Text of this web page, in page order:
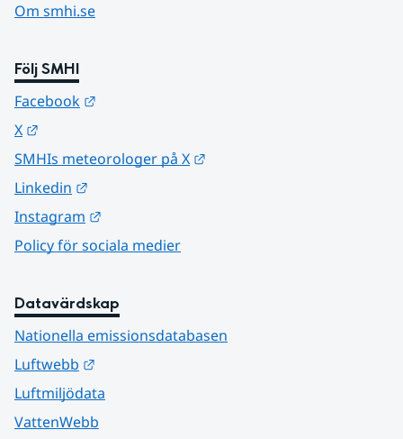
Om smhi.se
Följ SMHI
Facebook
X
SMHIs meteorologer på X
Linkedin
Instagram
Policy för sociala medier
Datavärdskap
Nationella emissionsdatabasen
Luftwebb
Luftmiljödata
VattenWebb